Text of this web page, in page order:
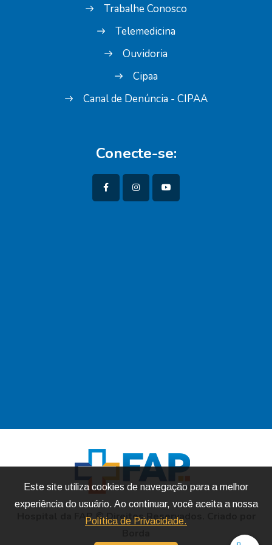
Trabalhe Conosco
Telemedicina
Ouvidoria
Cipaa
Canal de Denúncia - CIPAA
Conecte-se:
Hospital da FAP© Direitos Reservados.
Este site utiliza cookies de navegação para a melhor
experiência do usuário. Ao continuar, você aceita a nossa
Política de Privacidade.